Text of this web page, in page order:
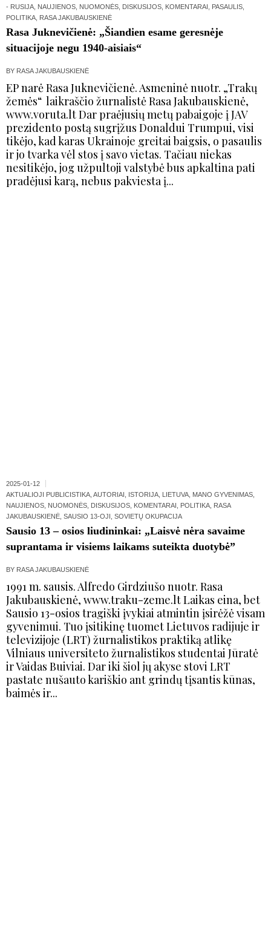
- RUSIJA NAUJIENOS NUOMONĖS, DISKUSIJOS, KOMENTARAI PASAULIS
POLITIKA RASA JAKUBAUSKIENĖ
Rasa Juknevičienė: „Šiandien esame geresnėje
situacijoje negu 1940-aisiais“
BY RASA JAKUBAUSKIENĖ
EP narė Rasa Juknevičienė. Asmeninė nuotr. „Trakų
žemės“ laikraščio žurnalistė Rasa Jakubauskienė,
www.voruta.lt Dar praėjusių metų pabaigoje į JAV
prezidento postą sugrįžus Donaldui Trumpui, visi
tikėjo, kad karas Ukrainoje greitai baigsis, o pasaulis
ir jo tvarka vėl stos į savo vietas. Tačiau niekas
nesitikėjo, jog užpultoji valstybė bus apkaltina pati
pradėjusi karą, nebus pakviesta į...
2025-01-12
AKTUALIOJI PUBLICISTIKA AUTORIAI ISTORIJA LIETUVA MANO GYVENIMAS
NAUJIENOS NUOMONĖS, DISKUSIJOS, KOMENTARAI POLITIKA RASA
JAKUBAUSKIENĖ SAUSIO 13-OJI SOVIETŲ OKUPACIJA
Sausio 13 – osios liudininkai: „Laisvė nėra savaime
suprantama ir visiems laikams suteikta duotybė”
BY RASA JAKUBAUSKIENĖ
1991 m. sausis. Alfredo Girdziušo nuotr. Rasa
Jakubauskienė, www.traku-zeme.lt Laikas eina, bet
Sausio 13-osios tragiški įvykiai atmintin įsirėžė visam
gyvenimui. Tuo įsitikinę tuomet Lietuvos radijuje ir
televizijoje (LRT) žurnalistikos praktiką atlikę
Vilniaus universiteto žurnalistikos studentai Jūratė
ir Vaidas Buiviai. Dar iki šiol jų akyse stovi LRT
pastate nušauto kariškio ant grindų tįsantis kūnas,
baimės ir...